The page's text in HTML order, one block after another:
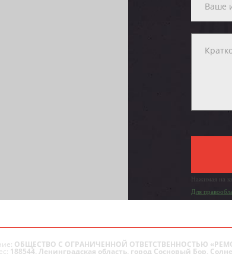
Нажимая на
Для
ОБЩЕСТВО С ОГРАНИЧЕННОЙ ОТВЕТСТВЕННОСТЬЮ
188544, Ленинградская область, город Сосновый Бор,